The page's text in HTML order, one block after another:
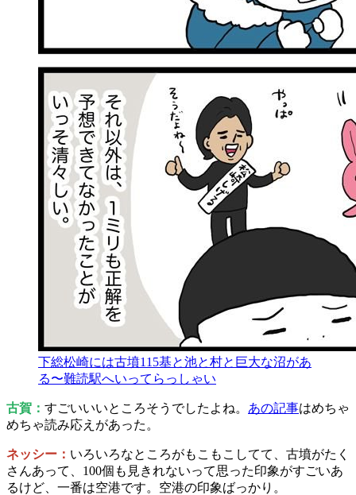
下総松崎には古墳115基と池と村と巨大な沼があ
る〜難読駅へいってらっしゃい
古賀： すごいいいところそうでしたよね。 あの記事はめちゃ
めちゃ読み応えがあった。
ネッシー： いろいろなところがもこもこしてて、古墳がたく
さんあって、100個も見きれないって思った印象がすごいあ
るけど、一番は空港です。空港の印象ばっかり。